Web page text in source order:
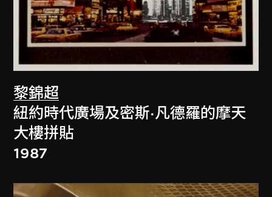
黎錦超
紐約時代廣場及密斯·凡德羅的摩天
大樓拼貼
1987